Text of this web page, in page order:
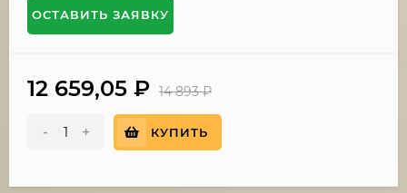
ОСТАВИТЬ ЗАЯВКУ
12 659,05 ₽ 14 893₽
- + КУПИТЬ